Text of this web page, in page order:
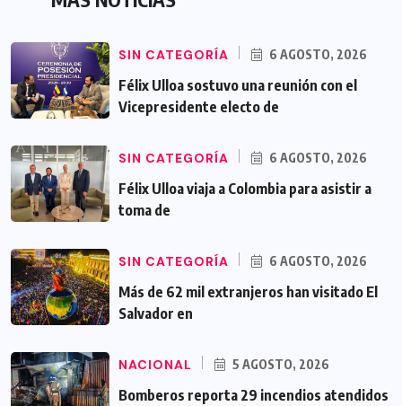
SIN CATEGORÍA 6 AGOSTO, 2026
Félix Ulloa sostuvo una reunión con el
Vicepresidente electo de
SIN CATEGORÍA 6 AGOSTO, 2026
Félix Ulloa viaja a Colombia para asistir a
toma de
SIN CATEGORÍA 6 AGOSTO, 2026
Más de 62 mil extranjeros han visitado El
Salvador en
NACIONAL 5 AGOSTO, 2026
Bomberos reporta 29 incendios atendidos